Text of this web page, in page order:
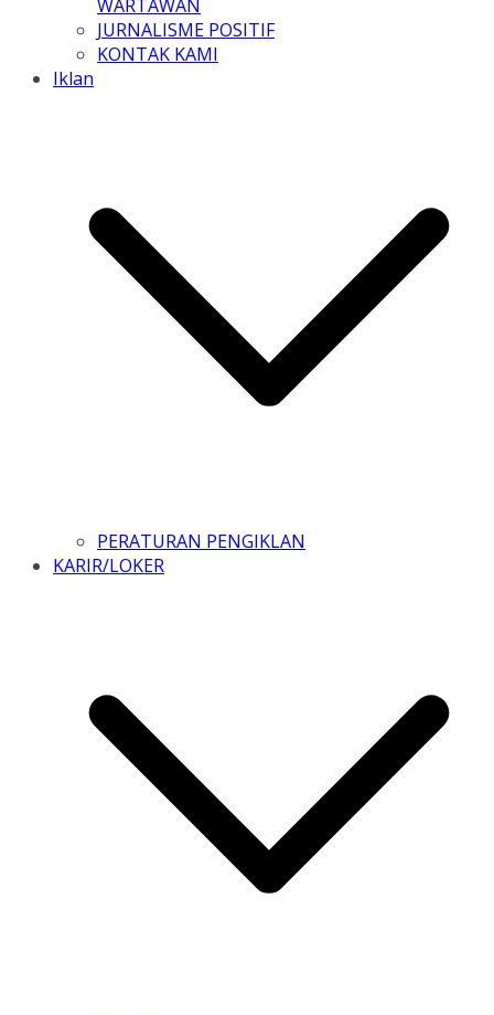
WARTAWAN
JURNALISME POSITIF
KONTAK KAMI
Iklan
PERATURAN PENGIKLAN
KARIR/LOKER